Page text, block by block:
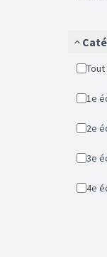
Tout
1e
2e
3e
4e